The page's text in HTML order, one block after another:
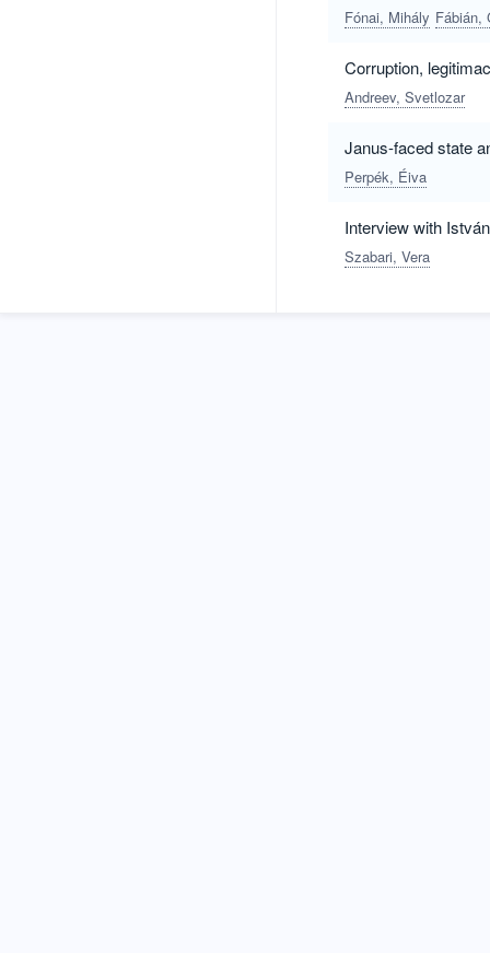
Fónai, Mihály Fábián,
Corruption,
Andreev, Svetlozar
Janus-faced state
Perpék, Éiva
Interview with
Szabari, Vera